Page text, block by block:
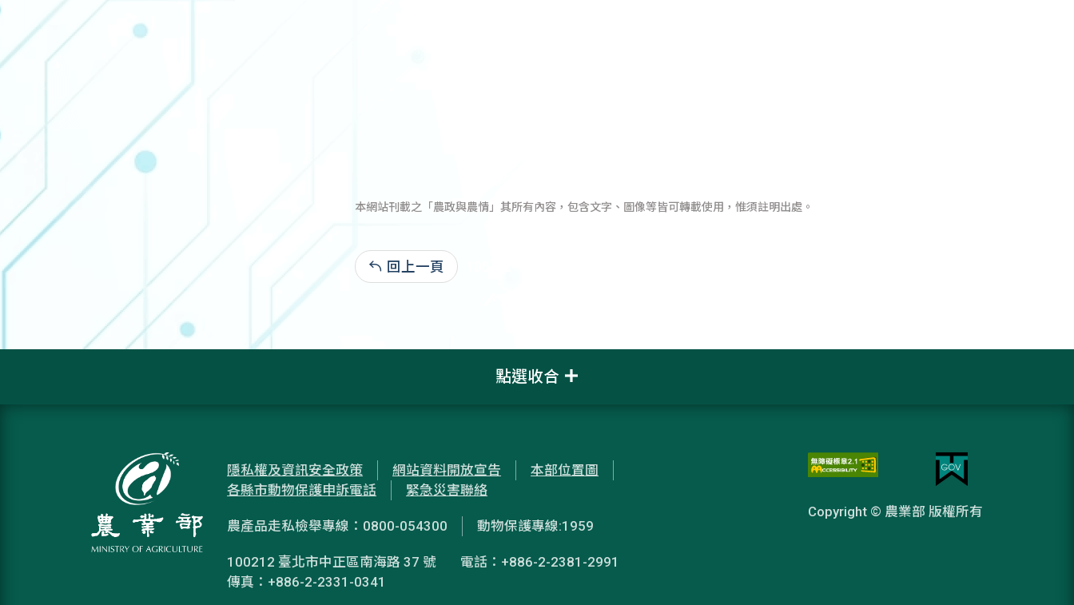
本網站刊載之「農政與農情」其所有內容，包含文字、圖像等皆可轉載使用，惟須註明出處。
回上一頁
點選收合
隱私權及資訊安全政策 網站資料開放宣告
本部位置圖
各縣市動物保護申訴電話
緊急災害聯絡
農產品走私檢舉專線：0800-054300 動物保護專線:1959
100212 臺北市中正區南海路 37 號
電話：+886-2-2381-2991
傳真：+886-2-2331-0341
Copyright © 農業部 版權所有